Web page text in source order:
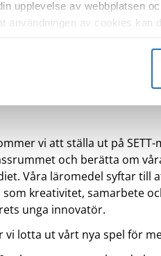
upplevelse av webbplatsen
användningen av cookies kan
vi att ställa ut på
och berätta om
Våra läromedel syftar till
kreativitet, samarbete
unga innovatör.
vi lotta ut vårt nya spel för